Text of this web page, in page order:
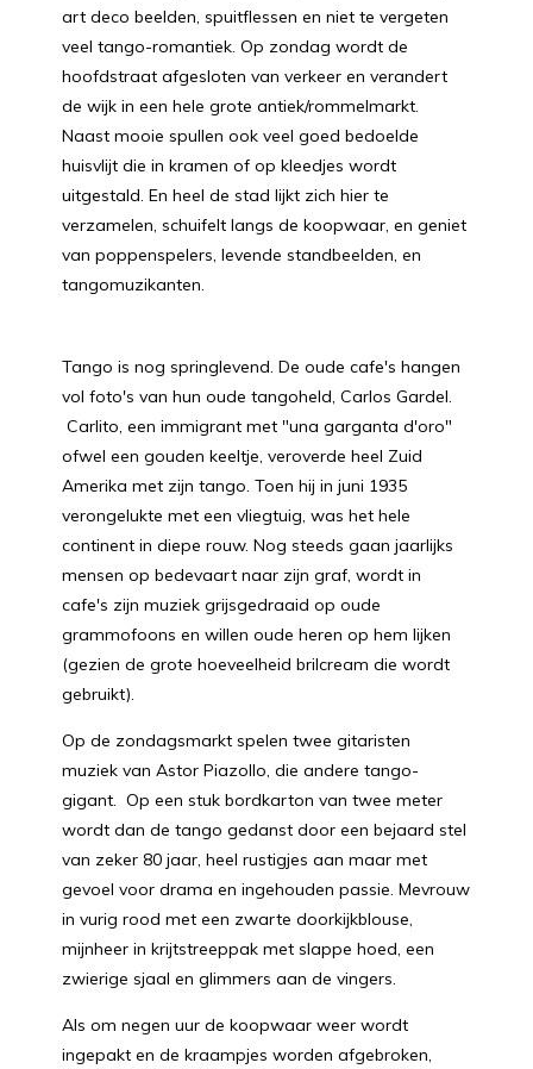
art deco beelden, spuitflessen en niet te vergeten
veel tango-romantiek. Op zondag wordt de
hoofdstraat afgesloten van verkeer en verandert
de wijk in een hele grote antiek/rommelmarkt.
Naast mooie spullen ook veel goed bedoelde
huisvlijt die in kramen of op kleedjes wordt
uitgestald. En heel de stad lijkt zich hier te
verzamelen, schuifelt langs de koopwaar, en geniet
van poppenspelers, levende standbeelden, en
tangomuzikanten.
Tango is nog springlevend. De oude cafe's hangen
vol foto's van hun oude tangoheld, Carlos Gardel.
Carlito, een immigrant met "una garganta d'oro"
ofwel een gouden keeltje, veroverde heel Zuid
Amerika met zijn tango. Toen hij in juni 1935
verongelukte met een vliegtuig, was het hele
continent in diepe rouw. Nog steeds gaan jaarlijks
mensen op bedevaart naar zijn graf, wordt in
cafe's zijn muziek grijsgedraaid op oude
grammofoons en willen oude heren op hem lijken
(gezien de grote hoeveelheid brilcream die wordt
gebruikt).
Op de zondagsmarkt spelen twee gitaristen
muziek van Astor Piazollo, die andere tango-
gigant. Op een stuk bordkarton van twee meter
wordt dan de tango gedanst door een bejaard stel
van zeker 80 jaar, heel rustigjes aan maar met
gevoel voor drama en ingehouden passie. Mevrouw
in vurig rood met een zwarte doorkijkblouse,
mijnheer in krijtstreeppak met slappe hoed, een
zwierige sjaal en glimmers aan de vingers.
Als om negen uur de koopwaar weer wordt
ingepakt en de kraampjes worden afgebroken,